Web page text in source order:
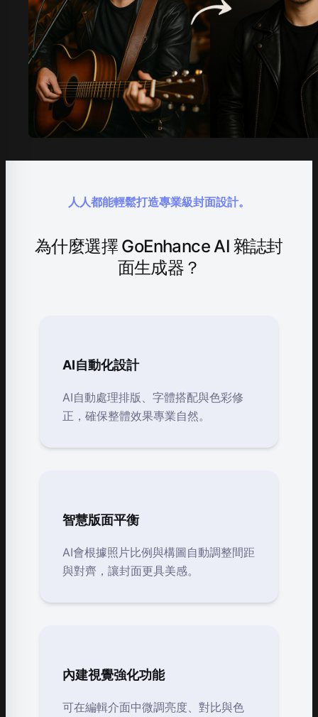
人人都能輕鬆打造專業級封面設計。
為什麼選擇 GoEnhance AI 雜誌封
面生成器？
AI自動化設計
AI自動處理排版、字體搭配與色彩修
正，確保整體效果專業自然。
智慧版面平衡
AI會根據照片比例與構圖自動調整間距
與對齊，讓封面更具美感。
內建視覺強化功能
可在編輯介面中微調亮度、對比與色